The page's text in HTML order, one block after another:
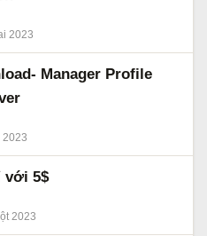
2023
Manager Profile
với 5$
2023